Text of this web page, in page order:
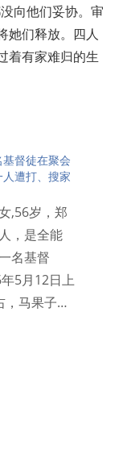
向他们妥协。审
她们释放。四人
着有家难归的生
督徒在聚会
遭打、搜家
,56岁，郑
，是全能
名基督
5月12日上
，马果子…